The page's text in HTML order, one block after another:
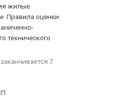
жилые
Правила оценки
технического
7